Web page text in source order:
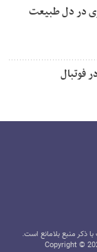
در دل طبیعت
فوتبال
ذکر منبع بلامانع است.
Copyright ©